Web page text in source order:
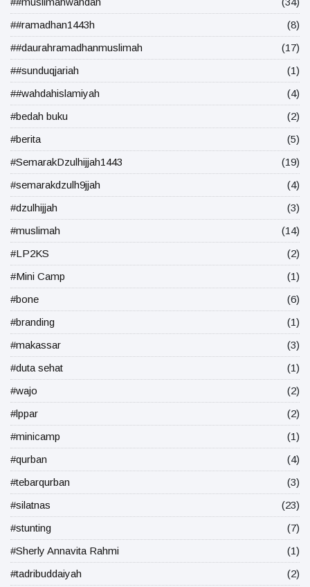
##ramadhan1443h
(8)
##daurahramadhanmuslimah
(17)
##sunduqjariah
(1)
##wahdahislamiyah
(4)
#bedah buku
(2)
#berita
(5)
#SemarakDzulhijjah1443
(19)
#semarakdzulh9jjah
(4)
#dzulhijjah
(3)
#muslimah
(14)
#LP2KS
(2)
#Mini Camp
(1)
#bone
(6)
#branding
(1)
#makassar
(3)
#duta sehat
(1)
#wajo
(2)
#lppar
(2)
#minicamp
(1)
#qurban
(4)
#tebarqurban
(3)
#silatnas
(23)
#stunting
(7)
#Sherly Annavita Rahmi
(1)
#tadribuddaiyah
(2)